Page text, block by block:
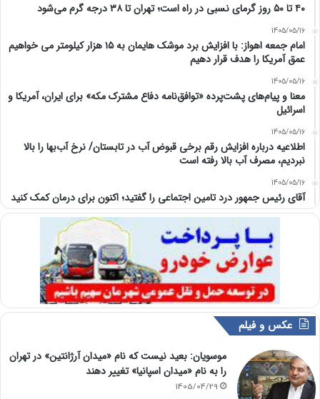
۴۰ تا ۵۰ روز گرمای نسبی در راه است؛ تهران تا ۳۸ درجه گرم می‌شود
1405/05/16
امام‌ جمعه اهواز: با افزایش برد موشک هایمان به ۱۵ هزار کیلومتر می خواهیم
عمق آمریکا را هدف قرار دهیم
1405/05/16
معنا و پیام‌های پشت‌پرده «توافق‌نامه دفاع مشترک مکه» برای ایران، آمریکا و
اسرائیل
1405/05/16
اطلاعیه درباره افزایش رقم برخی قبوض آب در تابستان/ نرخ آب‌بها را بالا
نبردیم، مصرف آب بالا رفته است
1405/05/16
آقای رئیس جمهور درد تامین اجتماعی را گفتید؛ اکنون برای درمان کمک کنید
عکس و فیلم
موسویان: بعید نیست که نام «میدان آرژانتین» در تهران
را به نام «میدان اسپانیا» تغییر دهند
1405/04/29